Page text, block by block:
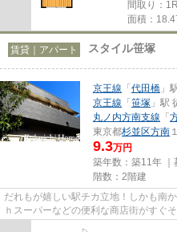
間取り：1R
面積：
賃貸｜アパート スタイル笹塚
京王線 「代田橋 」
京王線 「笹塚 」駅
丸ノ内方南支線 「
東京都杉並区方南
9.3万円
築年数：築11年 ｜
階数：2階建
だれもが嬉しい駅チカ立地！しかも南
ｈスーパーなどの便利な商店街がすぐ